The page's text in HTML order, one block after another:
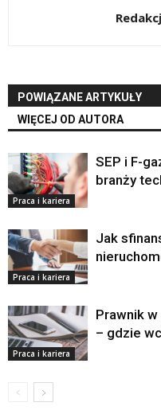
POWIĄZANE ARTYKUŁY
WIĘCEJ OD AUTORA
Praca i kariera
SEP i F-
branży
Praca i kariera
Jak
Praca i kariera
Prawnik
– gdzie